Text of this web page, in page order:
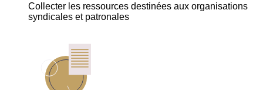
Collecter les ressources destinées aux organisations
syndicales et patronales